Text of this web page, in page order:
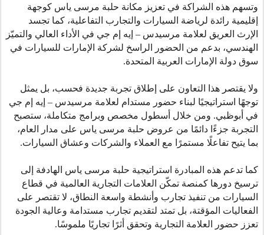
وتسهم هذه الشراكة في تعزيز مكانة حلبة مرسى ياس كوجهة
إقليمية رائدة لرياضة السيارات والتجارب التفاعلية، كما تجسد
الإرث العريق لعلامة مرسيدس – إيه إم جي في الأداء العالي والتميّز
الهندسي، بدعم من الحضور الراسخ لشركة الإمارات للسيارات في
سوق دولة الإمارات العربية المتحدة.
ولا يقتصر هذا التعاون على إطلاق تجربة جديدة فحسب، بل يمثل
توجهًا استراتيجيًا لبناء حضور مستدام لعلامة مرسيدس – إيه إم جي
في أبوظبي. ومن خلال أسطول مخصص وبرامج متكاملة، ستصبح
التجربة جزءًا دائمًا من عروض حلبة مرسى ياس على مدار العام،
بما يتيح تفاعلًا مستمرًا مع العملاء والشركات وعشاق السيارات.
كما تدعم هذه المبادرة استراتيجية حلبة مرسى ياس الهادفة إلى
ترسيخ دورها كمنصة تمكّن العلامات التجارية العالمية في قطاع
السيارات من تنفيذ تجارب وأنشطة واسعة النطاق، لا تقتصر على
الفعاليات المؤقتة، بل تمتد لتقديم تجارب مستدامة وعالية الجودة
تعزز حضور العلامة التجارية وتحقق أثرًا تجاريًا ملموسًا.